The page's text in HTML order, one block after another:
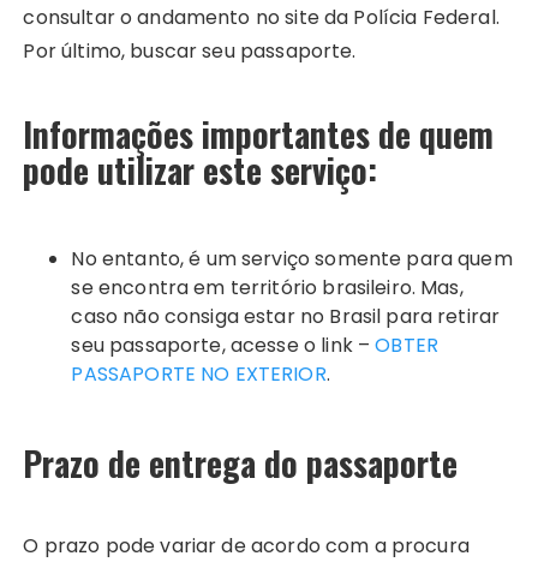
consultar o andamento no site da Polícia Federal.
Por último, buscar seu passaporte.
Informações importantes de quem
pode utilizar este serviço:
No entanto, é um serviço somente para quem
se encontra em território brasileiro. Mas,
caso não consiga estar no Brasil para retirar
seu passaporte, acesse o link –OBTER
PASSAPORTE NO EXTERIOR.
Prazo de entrega do passaporte
O prazo pode variar de acordo com a procura